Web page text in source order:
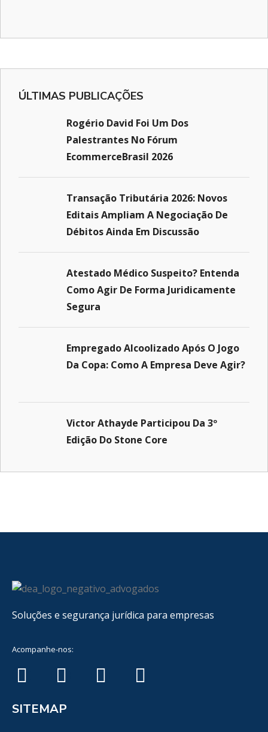
ÚLTIMAS PUBLICAÇÕES
Rogério David Foi Um Dos
Palestrantes No Fórum
EcommerceBrasil 2026
Transação Tributária 2026: Novos
Editais Ampliam A Negociação De
Débitos Ainda Em Discussão
Atestado Médico Suspeito? Entenda
Como Agir De Forma Juridicamente
Segura
Empregado Alcoolizado Após O Jogo
Da Copa: Como A Empresa Deve Agir?
Victor Athayde Participou Da 3º
Edição Do Stone Core
Soluções e segurança jurídica para empresas
Acompanhe-nos:
SITEMAP